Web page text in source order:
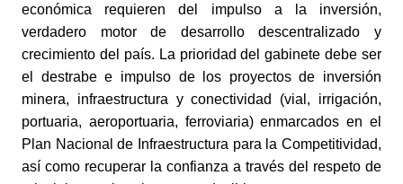
económica requieren del impulso a la inversión,
verdadero motor de desarrollo descentralizado y
crecimiento del país. La prioridad del gabinete debe ser
el destrabe e impulso de los proyectos de inversión
minera, infraestructura y conectividad (vial, irrigación,
portuaria, aeroportuaria, ferroviaria) enmarcados en el
Plan Nacional de Infraestructura para la Competitividad,
así como recuperar la confianza a través del respeto de